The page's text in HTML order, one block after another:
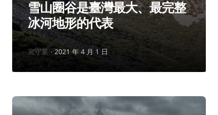
雪山圈谷是臺灣最大、最完整
冰河地形的代表
作
宮守業 2021 年 4 月 1 日